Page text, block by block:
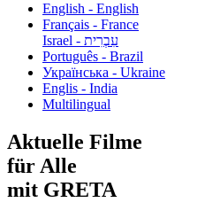
English - English
Français - France
עִבְרִית - Israel
Português - Brazil
Українська - Ukraine
Englis - India
Multilingual
Aktuelle Filme
für Alle
mit GRETA